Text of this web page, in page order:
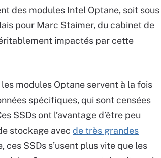
des modules Intel Optane, soit sous
pour Marc Staimer, du cabinet de
impactés par cette
modules Optane servent à la fois
spécifiques, qui sont censées
SSDs ont l’avantage d’être peu
stockage avec de très grandes
ces SSDs s’usent plus vite que les